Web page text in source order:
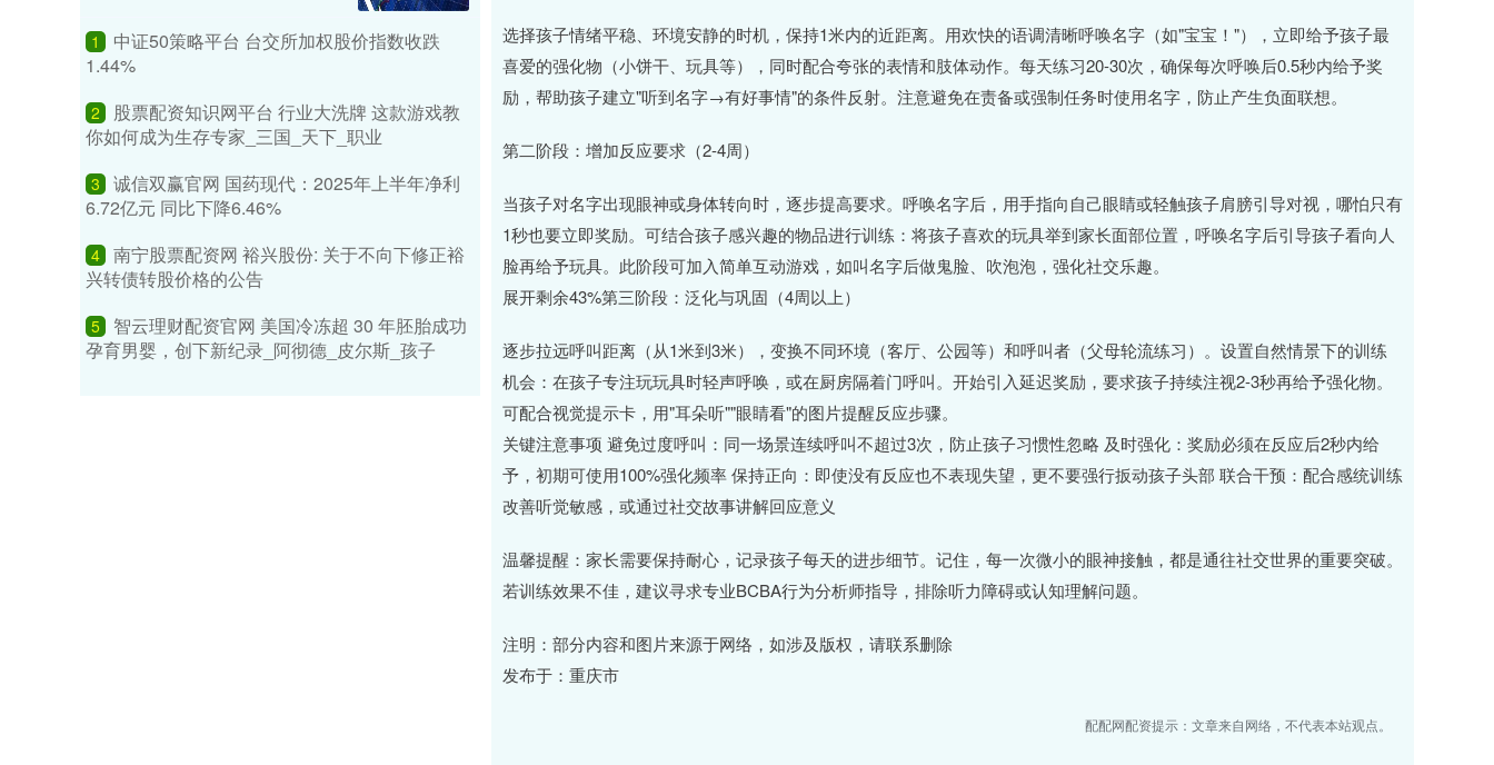
选择孩子情绪平稳、环境安静的时机，保持1米内的近距离。用欢快的语调清晰呼唤名字（如"宝宝！"），立即给予孩子最
喜爱的强化物（小饼干、玩具等），同时配合夸张的表情和肢体动作。每天练习20-30次，确保每次呼唤后0.5秒内给予奖
励，帮助孩子建立"听到名字→有好事情"的条件反射。注意避免在责备或强制任务时使用名字，防止产生负面联想。
第二阶段：增加反应要求（2-4周）
当孩子对名字出现眼神或身体转向时，逐步提高要求。呼唤名字后，用手指向自己眼睛或轻触孩子肩膀引导对视，哪怕只有
1秒也要立即奖励。可结合孩子感兴趣的物品进行训练：将孩子喜欢的玩具举到家长面部位置，呼唤名字后引导孩子看向人
脸再给予玩具。此阶段可加入简单互动游戏，如叫名字后做鬼脸、吹泡泡，强化社交乐趣。
展开剩余43%第三阶段：泛化与巩固（4周以上）
逐步拉远呼叫距离（从1米到3米），变换不同环境（客厅、公园等）和呼叫者（父母轮流练习）。设置自然情景下的训练
机会：在孩子专注玩玩具时轻声呼唤，或在厨房隔着门呼叫。开始引入延迟奖励，要求孩子持续注视2-3秒再给予强化物。
可配合视觉提示卡，用"耳朵听""眼睛看"的图片提醒反应步骤。
关键注意事项 避免过度呼叫：同一场景连续呼叫不超过3次，防止孩子习惯性忽略 及时强化：奖励必须在反应后2秒内给
予，初期可使用100%强化频率 保持正向：即使没有反应也不表现失望，更不要强行扳动孩子头部 联合干预：配合感统训练
改善听觉敏感，或通过社交故事讲解回应意义
温馨提醒：家长需要保持耐心，记录孩子每天的进步细节。记住，每一次微小的眼神接触，都是通往社交世界的重要突破。
若训练效果不佳，建议寻求专业BCBA行为分析师指导，排除听力障碍或认知理解问题。
注明：部分内容和图片来源于网络，如涉及版权，请联系删除
发布于：重庆市
配配网配资提示：文章来自网络，不代表本站观点。
1
中证50策略平台 台交所加权股价指数收跌
1.44%
2
股票配资知识网平台 行业大洗牌 这款游戏教
你如何成为生存专家_三国_天下_职业
3
诚信双赢官网 国药现代：2025年上半年净利
6.72亿元 同比下降6.46%
4 南宁股票配资网 裕兴股份: 关于不向下修正裕
兴转债转股价格的公告
5
智云理财配资官网 美国冷冻超 30 年胚胎成功
孕育男婴，创下新纪录_阿彻德_皮尔斯_孩子